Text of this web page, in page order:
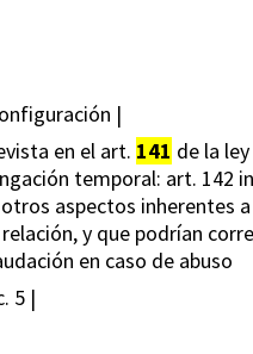
|
en el art. 141 de la
temporal: art. 142
aspectos inherentes
y que podrían
en caso de abuso
5 |